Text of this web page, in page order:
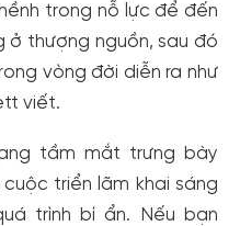
trong nỗ lực để đến
ở thượng nguồn, sau đó
vòng đời diễn ra như
viết.
tầm mắt trưng bày
triển lãm khai sáng
trình bí ẩn. Nếu bạn